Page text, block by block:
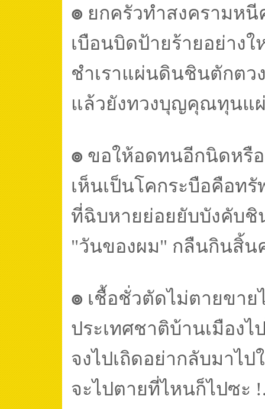
๏ ยกครัวทำสงครามห
เบือนบิดป้ายร้ายอย่าง
ชำเราแผ่นดินชินตักตว
แล้วยังทวงบุญคุณทุนแ
๏ ขอให้อดทนอีกนิดหรื
เห็นเป็นโคกระบือคือท
ที่ฉิบหายย่อยยับบังคับ
"วันของผม" กลืนกินสิ้น
๏ เชื้อชั่วตัดไม่ตายขาย
ประเทศชาติบ้านเมืองไ
จงไปเถิดอย่ากลับมาไป
จะไปตายที่ไหนก็ไปซะ